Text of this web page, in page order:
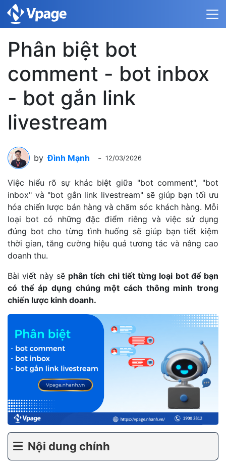
Phân biệt bot
comment - bot inbox
- bot gắn link
livestream
by Đình Mạnh - 12/03/2026
Việc hiểu rõ sự khác biệt giữa "bot comment", "bot
inbox" và "bot gắn link livestream" sẽ giúp bạn tối ưu
hóa chiến lược bán hàng và chăm sóc khách hàng. Mỗi
loại bot có những đặc điểm riêng và việc sử dụng
đúng bot cho từng tình huống sẽ giúp bạn tiết kiệm
thời gian, tăng cường hiệu quả tương tác và nâng cao
doanh thu.
Bài viết này sẽ phân tích chi tiết từng loại bot để bạn
có thể áp dụng chúng một cách thông minh trong
chiến lược kinh doanh.
Nội dung chính